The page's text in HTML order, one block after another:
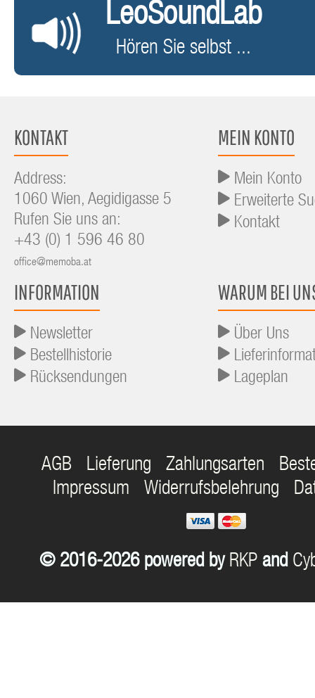
LeoSoundLab
Hören Sie selbst ...
KONTAKT
Address:
1060 Wien, Aegidigasse 5
Rufen Sie uns an:
+43 (0) 1 596 46 80
office@memoba.at
MEIN KONTO
Mein Konto
Erweiterte
Kontakt
INFORMATION
Newsletter
Bestellhistorie
Rücksendungen
WARUM BEI
Über Uns
Lageplan
AGB Lieferung Zahlungsarten
Impressum
Widerrufsbelehrung
© 2016-2026 powered by RKP and